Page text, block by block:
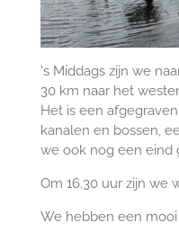
's Middags zijn we
30 km naar het
Het is een
kanalen en bossen,
we ook nog een eind
Om 16.30 uur zijn we
We hebben een